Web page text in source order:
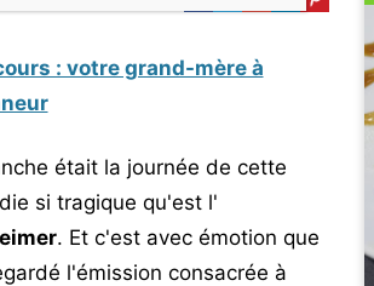
: votre grand-mère à
était la journée de cette
si tragique qu'est l'
. Et c'est avec émotion que
l'émission consacrée à